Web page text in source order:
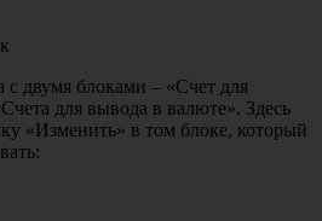
с двумя блоками – «Счет для
для вывода в валюте». Здесь
«Изменить» в том блоке, который